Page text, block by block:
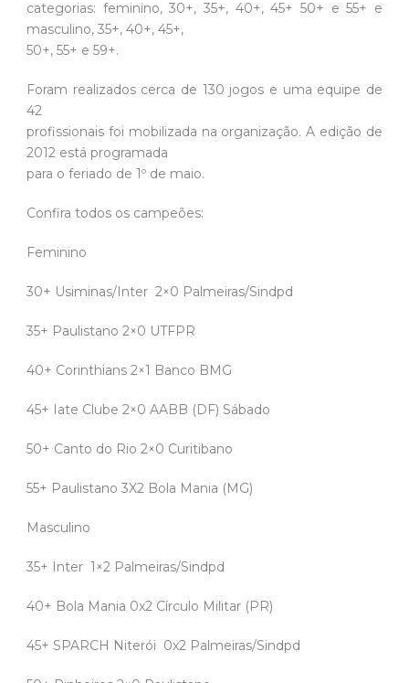
categorias: feminino, 30+, 35+, 40+, 45+ 50+ e 55+ e
masculino, 35+, 40+, 45+,
50+, 55+ e 59+.
Foram realizados cerca de 130 jogos e uma equipe de
42
profissionais foi mobilizada na organização. A edição de
2012 está programada
para o feriado de 1º de maio.
Confira todos os campeões:
Feminino
30+ Usiminas/Inter 2×0 Palmeiras/Sindpd
35+ Paulistano 2×0 UTFPR
40+ Corinthians 2×1 Banco BMG
45+ Iate Clube 2×0 AABB (DF) Sábado
50+ Canto do Rio 2×0 Curitibano
55+ Paulistano 3X2 Bola Mania (MG)
Masculino
35+ Inter 1×2 Palmeiras/Sindpd
40+ Bola Mania 0x2 Círculo Militar (PR)
45+ SPARCH Niterói 0x2 Palmeiras/Sindpd